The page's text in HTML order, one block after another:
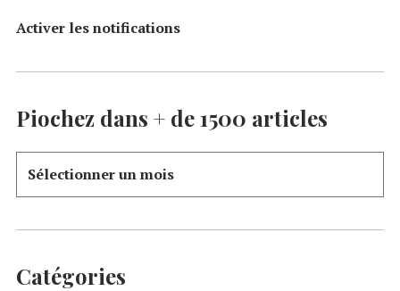
Activer les notifications
Piochez dans + de 1500 articles
Catégories